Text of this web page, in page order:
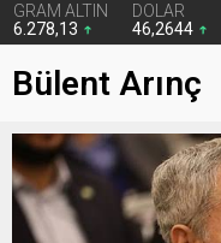
GRAM ALTIN
6.278,13
DOLAR
46,2644
Bülent Arınç